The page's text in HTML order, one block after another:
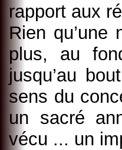
rapport aux
Rien
plus, au
jusqu’au
sens du
un sacré
vécu ... un